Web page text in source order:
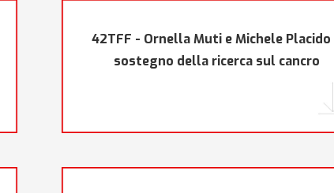
42TFF - Ornella Muti e Michele Placido
sostegno della ricerca sul cancro